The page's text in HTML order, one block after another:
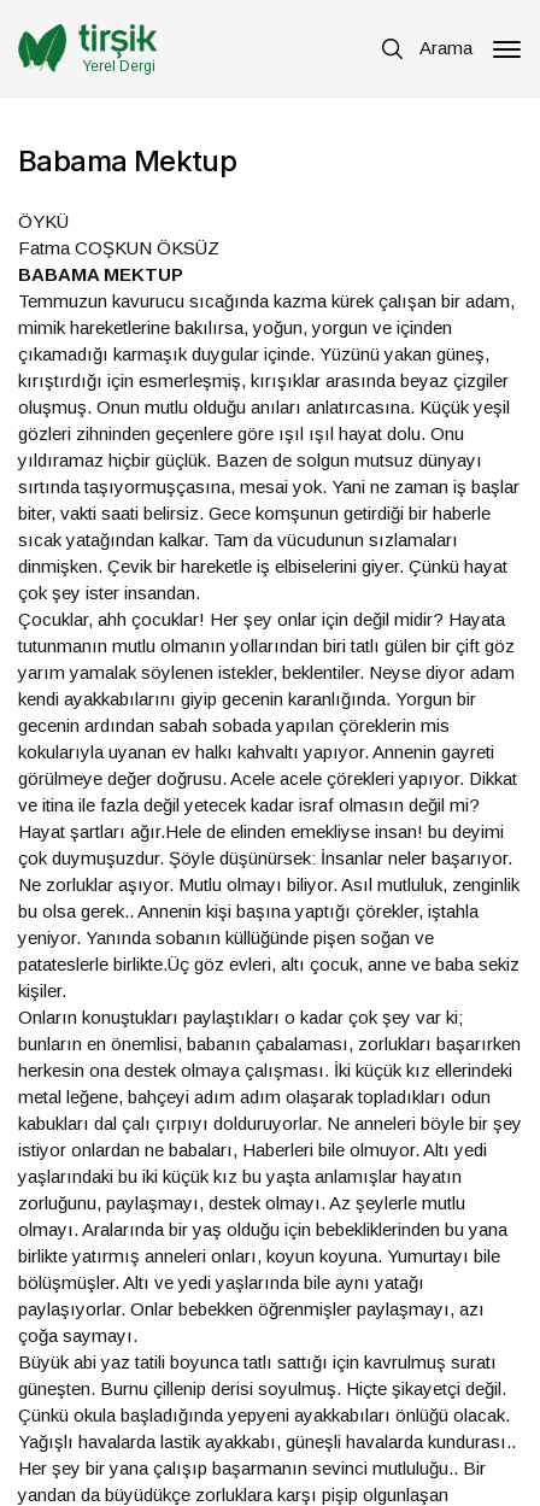
Yerel Dergi
Arama
Babama Mektup
ÖYKÜ
Fatma COŞKUN ÖKSÜZ
BABAMA MEKTUP
Temmuzun kavurucu sıcağında kazma kürek çalışan bir adam,
mimik hareketlerine bakılırsa, yoğun, yorgun ve içinden
çıkamadığı karmaşık duygular içinde. Yüzünü yakan güneş,
kırıştırdığı için esmerleşmiş, kırışıklar arasında beyaz çizgiler
oluşmuş. Onun mutlu olduğu anıları anlatırcasına. Küçük yeşil
gözleri zihninden geçenlere göre ışıl ışıl hayat dolu. Onu
yıldıramaz hiçbir güçlük. Bazen de solgun mutsuz dünyayı
sırtında taşıyormuşçasına, mesai yok. Yani ne zaman iş başlar
biter, vakti saati belirsiz. Gece komşunun getirdiği bir haberle
sıcak yatağından kalkar. Tam da vücudunun sızlamaları
dinmişken. Çevik bir hareketle iş elbiselerini giyer. Çünkü hayat
çok şey ister insandan.
Çocuklar, ahh çocuklar! Her şey onlar için değil midir? Hayata
tutunmanın mutlu olmanın yollarından biri tatlı gülen bir çift göz
yarım yamalak söylenen istekler, beklentiler. Neyse diyor adam
kendi ayakkabılarını giyip gecenin karanlığında. Yorgun bir
gecenin ardından sabah sobada yapılan çöreklerin mis
kokularıyla uyanan ev halkı kahvaltı yapıyor. Annenin gayreti
görülmeye değer doğrusu. Acele acele çörekleri yapıyor. Dikkat
ve itina ile fazla değil yetecek kadar israf olmasın değil mi?
Hayat şartları ağır.Hele de elinden emekliyse insan! bu deyimi
çok duymuşuzdur. Şöyle düşünürsek: İnsanlar neler başarıyor.
Ne zorluklar aşıyor. Mutlu olmayı biliyor. Asıl mutluluk, zenginlik
bu olsa gerek.. Annenin kişi başına yaptığı çörekler, iştahla
yeniyor. Yanında sobanın küllüğünde pişen soğan ve
patateslerle birlikte.Üç göz evleri, altı çocuk, anne ve baba sekiz
kişiler.
Onların konuştukları paylaştıkları o kadar çok şey var ki;
bunların en önemlisi, babanın çabalaması, zorlukları başarırken
herkesin ona destek olmaya çalışması. İki küçük kız ellerindeki
metal leğene, bahçeyi adım adım olaşarak topladıkları odun
kabukları dal çalı çırpıyı dolduruyorlar. Ne anneleri böyle bir şey
istiyor onlardan ne babaları, Haberleri bile olmuyor. Altı yedi
yaşlarındaki bu iki küçük kız bu yaşta anlamışlar hayatın
zorluğunu, paylaşmayı, destek olmayı. Az şeylerle mutlu
olmayı. Aralarında bir yaş olduğu için bebekliklerinden bu yana
birlikte yatırmış anneleri onları, koyun koyuna. Yumurtayı bile
bölüşmüşler. Altı ve yedi yaşlarında bile aynı yatağı
paylaşıyorlar. Onlar bebekken öğrenmişler paylaşmayı, azı
çoğa saymayı.
Büyük abi yaz tatili boyunca tatlı sattığı için kavrulmuş suratı
güneşten. Burnu çillenip derisi soyulmuş. Hiçte şikayetçi değil.
Çünkü okula başladığında yepyeni ayakkabıları önlüğü olacak.
Yağışlı havalarda lastik ayakkabı, güneşli havalarda kundurası..
Her şey bir yana çalışıp başarmanın sevinci mutluluğu.. Bir
yandan da büyüdükçe zorluklara karşı pişip olgunlaşan